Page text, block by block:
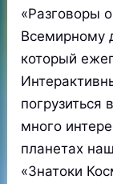
«Разговоры
Всемирному
который
погрузиться
много
планетах
«Знатоки